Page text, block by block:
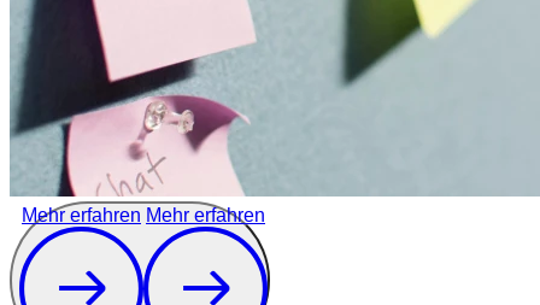
Mehr erfahren Mehr erfahren